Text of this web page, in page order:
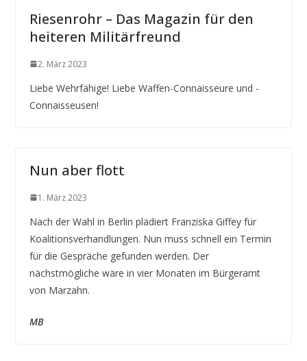
Riesenrohr – Das Magazin für den
heiteren Militärfreund
2. März 2023
Liebe Wehrfähige! Liebe Waffen-Connaisseure und -
Connaisseusen!
Nun aber flott
1. März 2023
Nach der Wahl in Berlin plädiert Franziska Giffey für
Koalitionsverhandlungen. Nun muss schnell ein Termin
für die Gespräche gefunden werden. Der
nächstmögliche wäre in vier Monaten im Bürgeramt
von Marzahn.
MB